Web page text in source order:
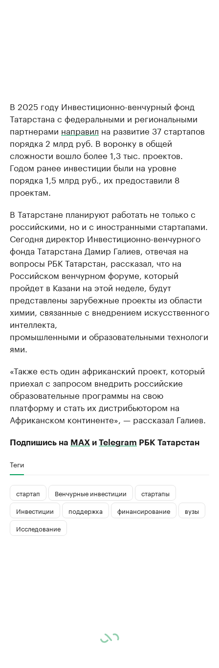
В 2025 году Инвестиционно-венчурный фонд
Татарстана с федеральными и региональными
партнерами направил на развитие 37 стартапов
порядка 2 млрд руб. В воронку в общей
сложности вошло более 1,3 тыс. проектов.
Годом ранее инвестиции были на уровне
порядка 1,5 млрд руб., их предоставили 8
проектам.
В Татарстане планируют работать не только с
российскими, но и с иностранными стартапами.
Сегодня директор Инвестиционно-венчурного
фонда Татарстана Дамир Галиев, отвечая на
вопросы РБК Татарстан, рассказал, что на
Российском венчурном форуме, который
пройдет в Казани на этой неделе, будут
представлены зарубежные проекты из области
химии, связанные с внедрением искусственного
интеллекта,
промышленными и образовательными технологи
ями.
«Также есть один африканский проект, который
приехал с запросом внедрить российские
образовательные программы на свою
платформу и стать их дистрибьютором на
Африканском континенте», — рассказал Галиев.
Подпишись на MAX и Telegram РБК Татарстан
Теги
стартап Венчурные инвестиции
стартапы
Инвестиции
поддержка финансирование
вузы
Исследование